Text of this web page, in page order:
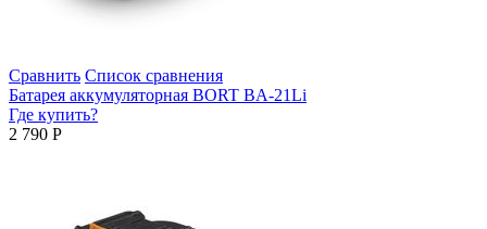
Сравнить Список сравнения
Батарея аккумуляторная BORT BA-21Li
Где купить?
2 790 Р